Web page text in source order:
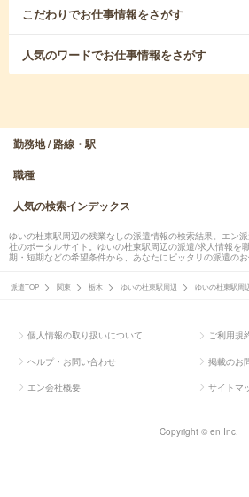
こだわりでお仕事情報をさがす
人気のワードでお仕事情報をさがす
勤務地 / 路線・駅
職種
人気の検索インデックス
ゆいの杜東駅周辺の残業なしの派遣情報の検索結果。エン
社のポータルサイト。ゆいの杜東駅周辺の派遣/求人情報を
期・短期などの希望条件から、あなたにピッタリの派遣のお
派遣TOP 関東 栃木 ゆいの杜東駅周辺 ゆいの杜東駅周
個人情報の取り扱いについて ご利用規
ヘルプ・お問い合わせ 掲載のお
エン会社概要 サイトマ
Copyright © en Inc.